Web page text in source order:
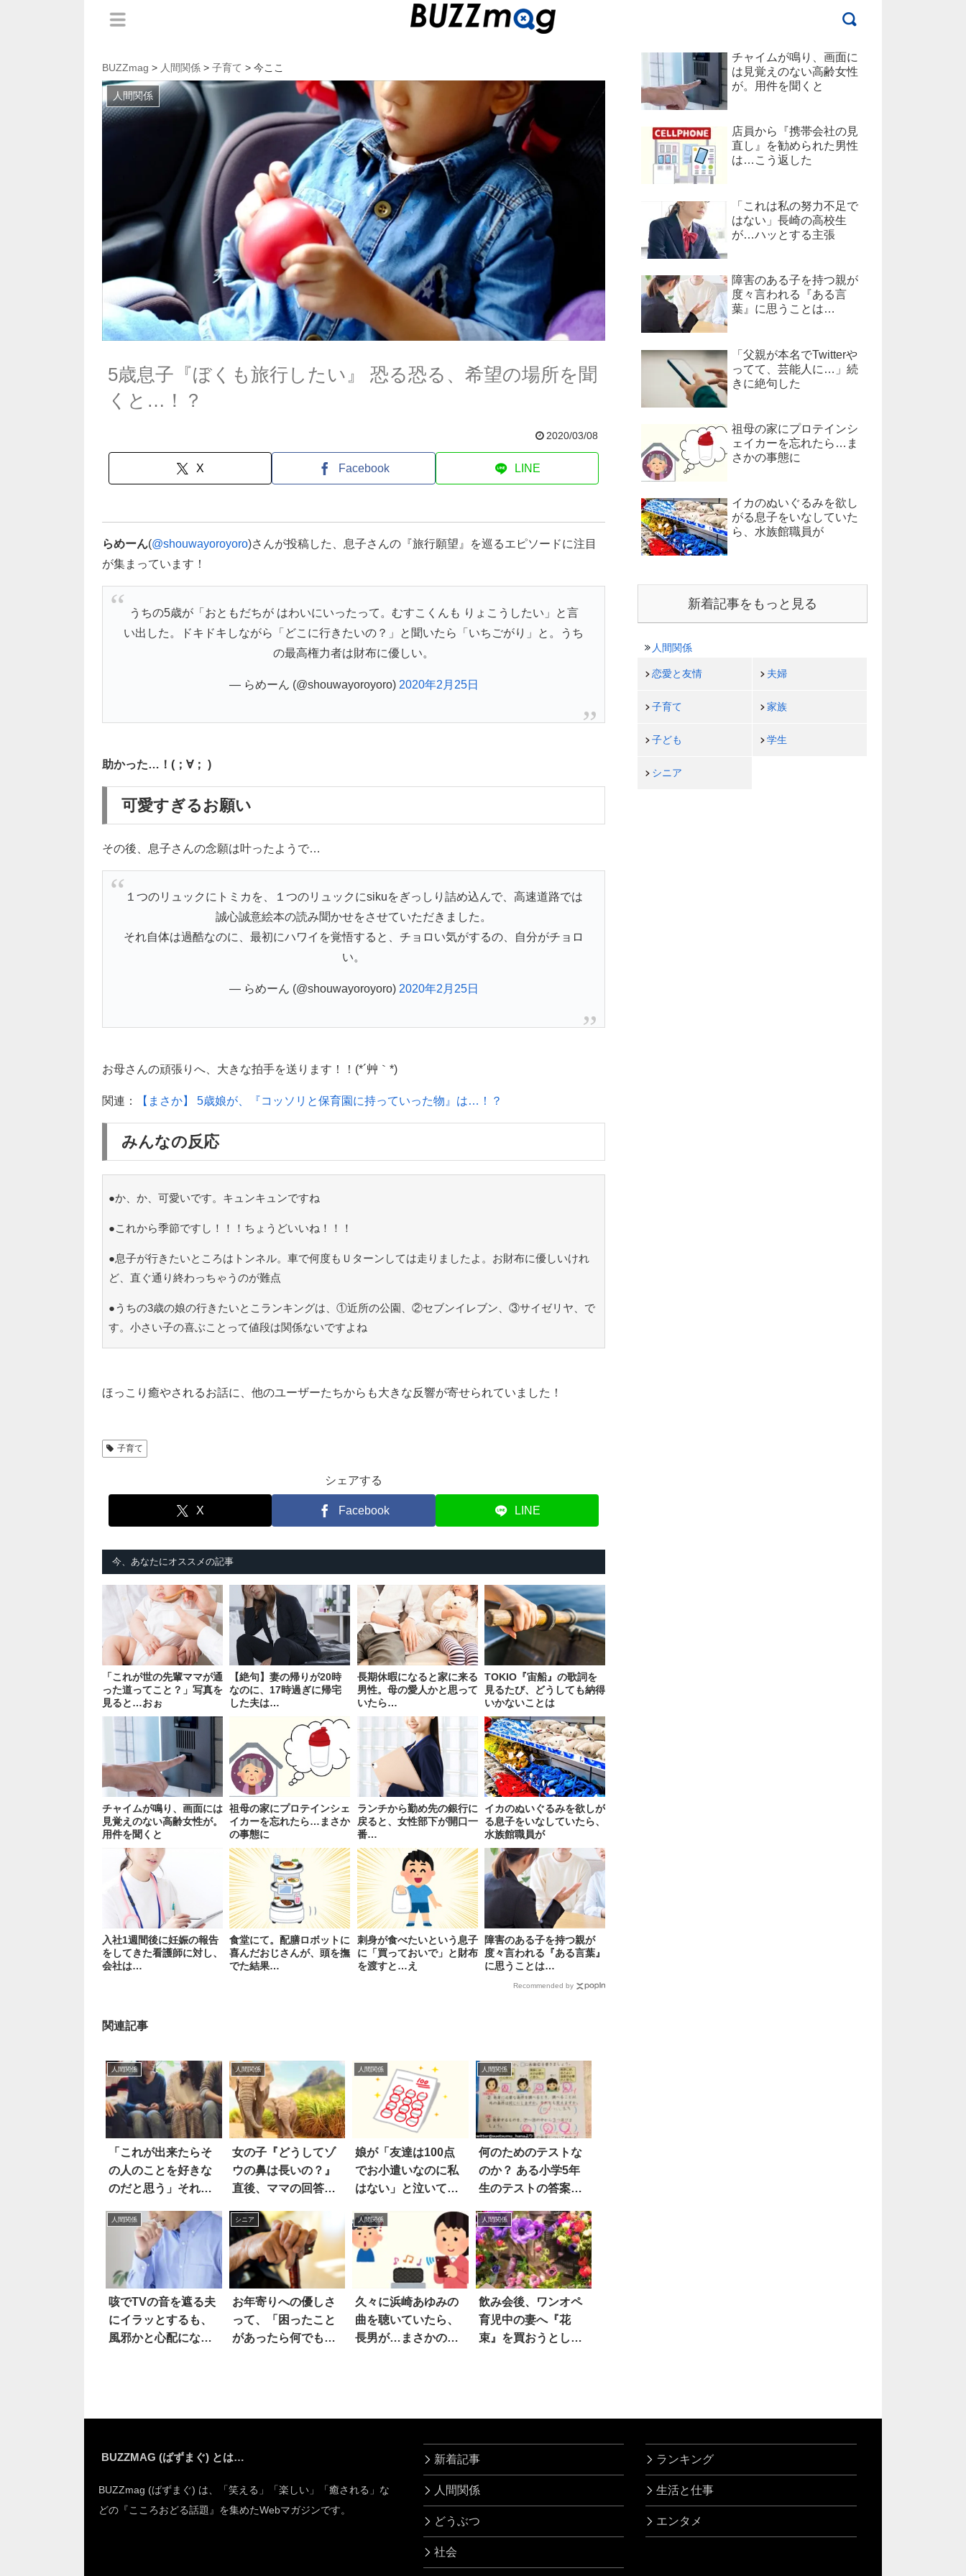
BUZZmag > 人間関係 > 子育て > 今ここ
人間関係
5歳息子『ぼくも旅行したい』 恐る恐る、希望の場所を聞
くと…！？
2020/03/08
X Facebook LINE
らめーん(@shouwayoroyoro)さんが投稿した、息子さんの『旅行願望』を巡るエピソードに注目
が集まっています！
うちの5歳が「おともだちが はわいにいったって。むすこくんも りょこうしたい」と言
い出した。ドキドキしながら「どこに行きたいの？」と聞いたら「いちごがり」と。うち
の最高権力者は財布に優しい。
— らめーん (@shouwayoroyoro) 2020年2月25日
助かった…！(；∀； )
可愛すぎるお願い
その後、息子さんの念願は叶ったようで…
１つのリュックにトミカを、１つのリュックにsikuをぎっしり詰め込んで、高速道路では
誠心誠意絵本の読み聞かせをさせていただきました。
それ自体は過酷なのに、最初にハワイを覚悟すると、チョロい気がするの、自分がチョロ
い。
— らめーん (@shouwayoroyoro) 2020年2月25日
お母さんの頑張りへ、大きな拍手を送ります！！(*´艸｀*)
関連： 【まさか】 5歳娘が、『コッソリと保育園に持っていった物』は…！？
みんなの反応
●か、か、可愛いです。キュンキュンですね
●これから季節ですし！！！ちょうどいいね！！！
●息子が行きたいところはトンネル。車で何度もＵターンしては走りましたよ。お財布に優しいけれ
ど、直ぐ通り終わっちゃうのが難点
●うちの3歳の娘の行きたいとこランキングは、①近所の公園、②セブンイレブン、③サイゼリヤ、で
す。小さい子の喜ぶことって値段は関係ないですよね
ほっこり癒やされるお話に、他のユーザーたちからも大きな反響が寄せられていました！
子育て
シェアする
X Facebook LINE
今、あなたにオススメの記事
「これが世の先輩ママが通
った道ってこと？」写真を
見ると…おぉ
【絶句】妻の帰りが20時
なのに、17時過ぎに帰宅
した夫は…
長期休暇になると家に来る
男性。母の愛人かと思って
いたら…
TOKIO『宙船』の歌詞を
見るたび、どうしても納得
いかないことは
チャイムが鳴り、画面には
見覚えのない高齢女性が。
用件を聞くと
祖母の家にプロテインシェ
イカーを忘れたら…まさか
の事態に
ランチから勤め先の銀行に
戻ると、女性部下が開口一
番…
イカのぬいぐるみを欲しが
る息子をいなしていたら、
水族館職員が
入社1週間後に妊娠の報告
をしてきた看護師に対し、
会社は…
食堂にて。配膳ロボットに
喜んだおじさんが、頭を撫
でた結果…
刺身が食べたいという息子
に「買っておいで」と財布
を渡すと…え
障害のある子を持つ親が
度々言われる『ある言葉』
に思うことは…
Recommended by
関連記事
人間関係
「これが出来たらそ
の人のことを好きな
のだと思う」それ
人間関係
女の子『どうしてゾ
ウの鼻は長いの？』
直後、ママの回答に
人間関係
娘が「友達は100点
でお小遣いなのに私
はない」と泣いて言
人間関係
何のためのテストな
のか？ ある小学5年
生のテストの答案用
人間関係
咳でTVの音を遮る夫
にイラッとするも、
風邪かと心配になっ
シニア
お年寄りへの優しさ
って、「困ったこと
があったら何でも言
人間関係
久々に浜崎あゆみの
曲を聴いていたら、
長男が…まさかの一
人間関係
飲み会後、ワンオペ
育児中の妻へ『花
束』を買おうとした
チャイムが鳴り、画面に
は見覚えのない高齢女性
が。用件を聞くと
店員から『携帯会社の見
直し』を勧められた男性
は…こう返した
「これは私の努力不足で
はない」長崎の高校生
が…ハッとする主張
障害のある子を持つ親が
度々言われる『ある言
葉』に思うことは…
「父親が本名でTwitterや
ってて、芸能人に…」続
きに絶句した
祖母の家にプロテインシ
ェイカーを忘れたら…ま
さかの事態に
イカのぬいぐるみを欲し
がる息子をいなしていた
ら、水族館職員が
新着記事をもっと見る
人間関係
恋愛と友情 夫婦
子育て 家族
子ども 学生
シニア
BUZZMAG (ばずまぐ) とは…
BUZZmag (ばずまぐ) は、「笑える」「楽しい」「癒される」な
どの『こころおどる話題』を集めたWebマガジンです。
新着記事
人間関係
どうぶつ
社会
ランキング
生活と仕事
エンタメ